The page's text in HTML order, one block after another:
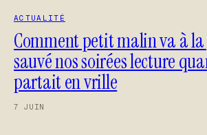
ACTUALITÉ
Comment petit malin va à la
sauvé nos soirées lecture
partait en vrille
7 JUIN